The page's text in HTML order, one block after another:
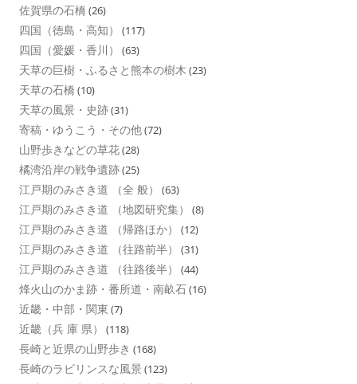
佐賀県の石橋 (26)
四国（徳島・高知） (117)
四国（愛媛・香川） (63)
天草の巨樹・ふるさと熊本の樹木 (23)
天草の石橋 (10)
天草の風景・史跡(31)
寄稿・ゆうこう・その他(72)
山野歩きなどの草花(28)
橘湾沿岸の戦争遺跡(25)
江戸期のみさき道 （全 般） (63)
江戸期のみさき道 （地図研究集） (8)
江戸期のみさき道 （帰路ほか） (12)
江戸期のみさき道 （往路前半） (31)
江戸期のみさき道 （往路後半） (44)
烽火山のかま跡・番所道・南畝石(16)
近畿・中部・関東 (7)
近畿（兵 庫 県） (118)
長崎と近県の山野歩き (168)
長崎のラビリンスな風景 (123)